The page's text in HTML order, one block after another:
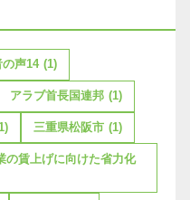
の声14 (1)
アラブ首長国連邦 (1)
三重県松阪市 (1)
の賃上げに向けた省力化